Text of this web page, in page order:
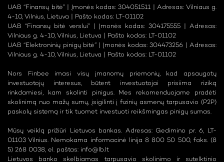
UAB “Finansų bitė” | Įmonės kodas: 304051511 | Adresas: Vilniaus g.
4-10, Vilnius, Lietuva | Pašto kodas: LT-01102
UAB “Finansų bitė verslui” | Įmonės kodas: 304175555 | Adresas:
Vilniaus g. 4-10, Vilnius, Lietuva | Pašto kodas: LT-01102
UAB “Elektroninių pinigų bitė” | Įmonės kodas: 304473256 | Adresas:
Vilniaus g. 4-10, Vilnius, Lietuva | Pašto kodas: LT-01102
Nors Finbee imasi visų įmanomų priemonių, kad apsaugotų
investuotojų interesus, būtent investuotojai prisiima riziką
rinkdamiesi, kam skolinti pinigus. Mes rekomenduojame pradėti
skolinimą nuo mažų sumų, įsigilinti į fizinių asmenų tarpusavio (P2P)
paskolų sistemą ir tik tuomet investuoti reikšmingas pinigų sumas.
Mūsų veiklą prižiūri Lietuvos bankas. Adresas: Gedimino pr. 6, LT-
01103 Vilnius. Nemokama informacinė linija 8 800 50 500, faks. (8
5) 268 0038, el. paštas: info@lb.lt
Lietuvos banko skelbiamas tarpusavio skolinimo ir sutelktinio